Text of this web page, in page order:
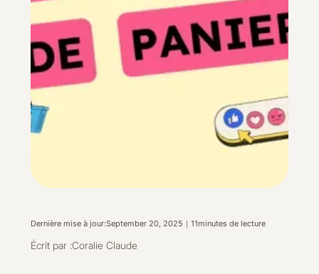
Dernière mise à jour:September 20, 2025 ｜ 11minutes de lecture
Écrit par :Coralie Claude